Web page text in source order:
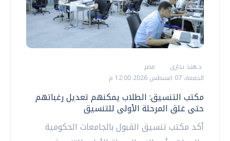
د.هند بدارى
مصر
الجمعة، 07 اغسطس 2026 12:00 م
مكتب التنسيق: الطلاب يمكنهم تعديل رغباتهم
حتى غلق المرحلة الأولى للتنسيق
أكد مكتب تنسيق القبول بالجامعات الحكومية